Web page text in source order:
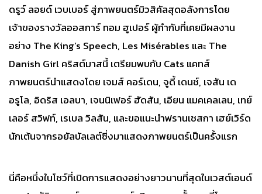
ดรูว์ ลอยด์ เวบเบอร์ สู่ภาพยนตร์มิวสิคัลสุดอลังการโดย
เจ้าของรางวัลออสการ์ ทอม ฮูเปอร์ ผู้กำกับที่เคยมีผลงาน
อย่าง The King’s Speech, Les Misérables และ The
Danish Girl คริสต์มาสนี้ เตรียมพบกับ Cats แคทส์
ภาพยนตร์นำแสดงโดย เจมส์ คอร์เดน, จูดี้ เดนช์, เจสัน เด
อรูโล, อิดริส เอลบา, เจนนิเฟอร์ ฮัดสัน, เอียน แมคเคลเลน, เทย์
เลอร์ สวิฟท์, เรเบล วิลสัน, และขอแนะนำฟรานเชสกา เฮย์เวิร์ด
นักเต้นจากรอยัลบัลเลต์ซี่งมาแสดงภาพยนตร์เป็นครั้งแรก
นี่คือหนึ่งในโชว์ที่เปิดการแสดงอย่างยาวนานที่สุดในเวสต์เอนด์